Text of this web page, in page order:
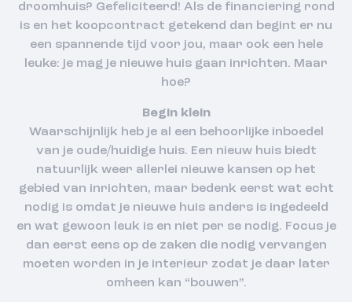
droomhuis? Gefeliciteerd! Als de financiering rond
is en het koopcontract getekend dan begint er nu
een spannende tijd voor jou, maar ook een hele
leuke: je mag je nieuwe huis gaan inrichten. Maar
hoe?
Begin klein
Waarschijnlijk heb je al een behoorlijke inboedel
van je oude/huidige huis. Een nieuw huis biedt
natuurlijk weer allerlei nieuwe kansen op het
gebied van inrichten, maar bedenk eerst wat echt
nodig is omdat je nieuwe huis anders is ingedeeld
en wat gewoon leuk is en niet per se nodig. Focus je
dan eerst eens op de zaken die nodig vervangen
moeten worden in je interieur zodat je daar later
omheen kan “bouwen”.